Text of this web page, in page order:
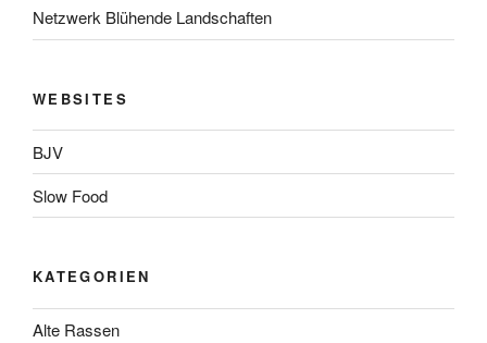
Netzwerk Blühende Landschaften
WEBSITES
BJV
Slow Food
KATEGORIEN
Alte Rassen